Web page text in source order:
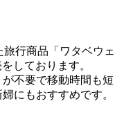
行商品「ワタベウェ
しております。
不要で移動時間も短
にもおすすめです。